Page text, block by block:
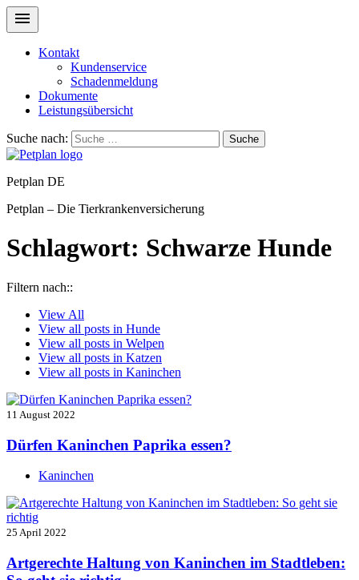
Kontakt
Kundenservice
Schadenmeldung
Dokumente
Leistungsübersicht
Suche nach: Suche
Petplan DE
Petplan – Die Tierkrankenversicherung
Schlagwort: Schwarze Hunde
Filtern nach::
View All
View all posts in Hunde
View all posts in Welpen
View all posts in Katzen
View all posts in Kaninchen
11 August 2022
Dürfen Kaninchen Paprika essen?
Kaninchen
25 April 2022
Artgerechte Haltung von Kaninchen im Stadtleben: